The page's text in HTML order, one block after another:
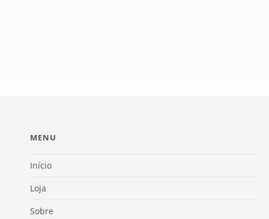
MENU
Início
Loja
Sobre